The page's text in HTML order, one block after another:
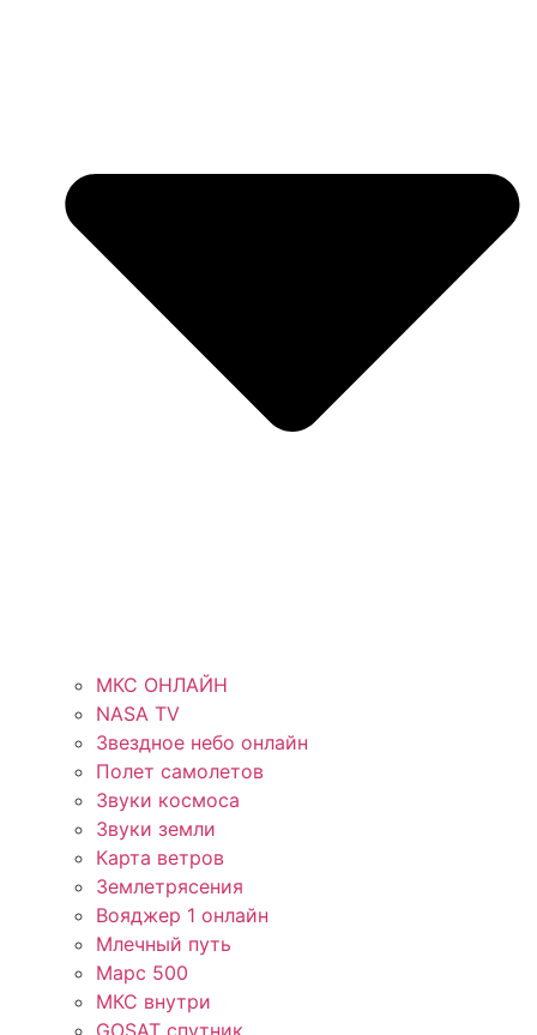
МКС ОНЛАЙН
NASA TV
Звездное небо онлайн
Полет самолетов
Звуки космоса
Звуки земли
Карта ветров
Землетрясения
Вояджер 1 онлайн
Млечный путь
Марс 500
МКС внутри
GOSAT спутник